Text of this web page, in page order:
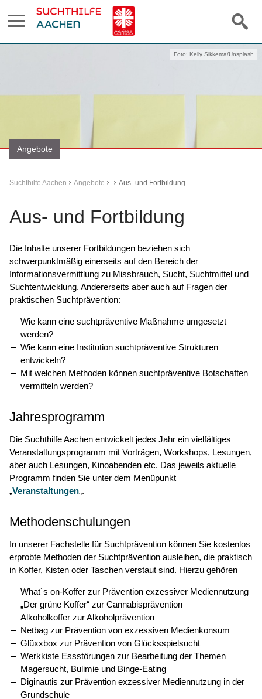
Angebote
Foto: Kelly Sikkema/Unsplash
Suchthilfe Aachen Angebote Aus- und Fortbildung
Aus- und Fortbildung
Die Inhalte unserer Fortbildungen beziehen sich
schwerpunktmäßig einerseits auf den Bereich der
Informationsvermittlung zu Missbrauch, Sucht, Suchtmittel und
Suchtentwicklung. Andererseits aber auch auf Fragen der
praktischen Suchtprävention:
Wie kann eine suchtpräventive Maßnahme umgesetzt
werden?
Wie kann eine Institution suchtpräventive Strukturen
entwickeln?
Mit welchen Methoden können suchtpräventive Botschaften
vermitteln werden?
Jahresprogramm
Die Suchthilfe Aachen entwickelt jedes Jahr ein vielfältiges
Veranstaltungsprogramm mit Vorträgen, Workshops, Lesungen,
aber auch Lesungen, Kinoabenden etc. Das jeweils aktuelle
Programm finden Sie unter dem Menüpunkt
„Veranstaltungen„.
Methodenschulungen
In unserer Fachstelle für Suchtprävention können Sie kostenlos
erprobte Methoden der Suchtprävention ausleihen, die praktisch
in Koffer, Kisten oder Taschen verstaut sind. Hierzu gehören
What`s on-Koffer zur Prävention exzessiver Mediennutzung
„Der grüne Koffer“ zur Cannabisprävention
Alkoholkoffer zur Alkoholprävention
Netbag zur Prävention von exzessiven Medienkonsum
Glüxxbox zur Prävention von Glücksspielsucht
Werkkiste Essstörungen zur Bearbeitung der Themen
Magersucht, Bulimie und Binge-Eating
Diginautis zur Prävention exzessiver Mediennutzung in der
Grundschule